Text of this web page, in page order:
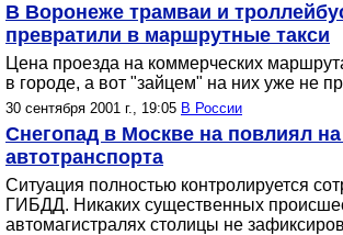
В Воронеже трамваи и
превратили в маршрутные такси
Цена проезда на коммерческих
в городе, а вот "зайцем" на них уже не
30 сентября 2001 г., 19:05 В России
Снегопад в Москве на повлиял
автотранспорта
Ситуация полностью контролируется
ГИБДД. Никаких существенных
автомагистралях столицы не